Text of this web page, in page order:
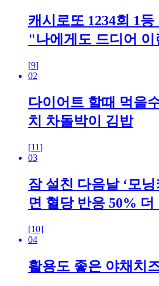
캐시로또 1234회 1
"나에게도 드디어
[9]
02
다이어트 할때 먹을
치 차돌박이 김밥
[11]
03
잠 설친 다음날 ‘모닝
면 혈당 반응 50% 더
[10]
04
활용도 좋은 야채치